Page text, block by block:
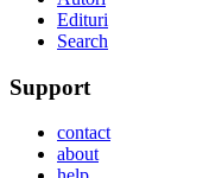
Edituri
Search
Support
contact
about